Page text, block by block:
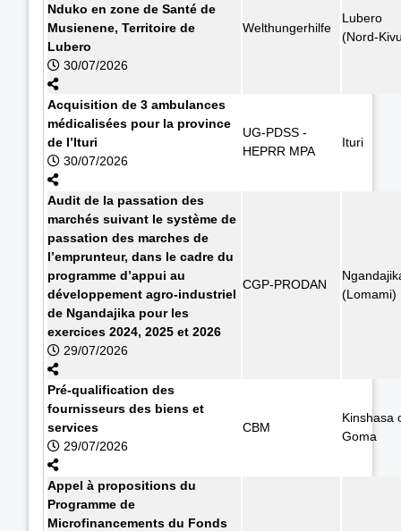
Nduko en zone de Santé de
Musienene, Territoire de
Lubero
30/07/2026
Welthungerhilfe
Lubero
(Nord-
Acquisition de 3 ambulances
médicalisées pour la province
de l’Ituri
30/07/2026
UG-PDSS -
HEPRR MPA
Ituri
Audit de la passation des
marchés suivant le système de
passation des marches de
l’emprunteur, dans le cadre du
programme d’appui au
développement agro-industriel
de Ngandajika pour les
exercices 2024, 2025 et 2026
29/07/2026
CGP-PRODAN
(Lomami)
Pré-qualification des
fournisseurs des biens et
services
29/07/2026
CBM
Kinshasa
Goma
Appel à propositions du
Programme de
Microfinancements du Fonds